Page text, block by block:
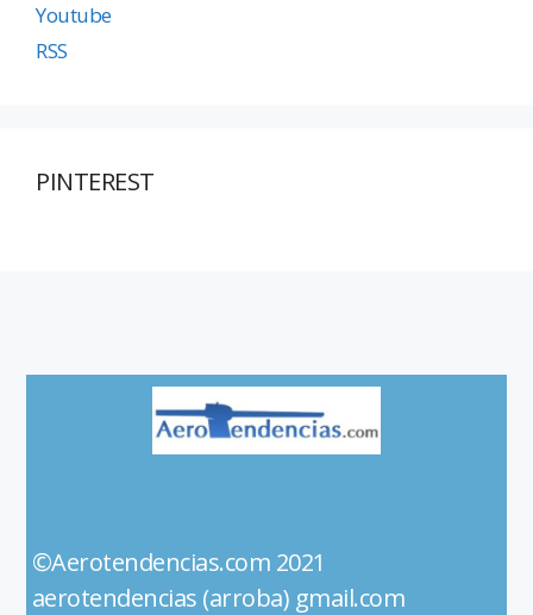
Youtube
RSS
PINTEREST
©Aerotendencias.com 2021
aerotendencias (arroba) gmail.com